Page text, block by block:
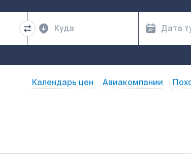
Календарь цен Авиакомпании